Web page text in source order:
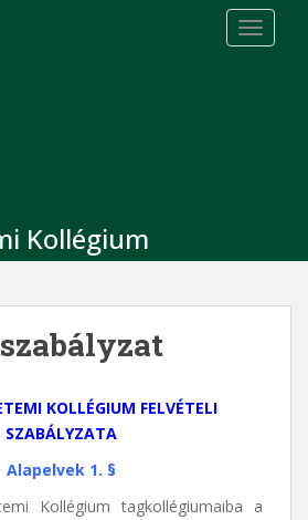
Kollégium
KOLLÉGIUM FELVÉTELI
SZABÁLYZATA
Alapelvek 1. §
Kollégium tagkollégiumaiba a